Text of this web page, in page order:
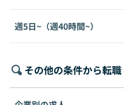
週5日~（週40時間~）
その他の条件から転